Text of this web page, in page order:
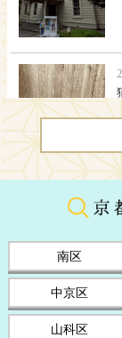
南区
中京区
山科区